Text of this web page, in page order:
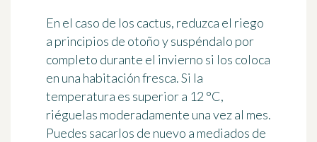
En el caso de los cactus, reduzca el riego
a principios de otoño y suspéndalo por
completo durante el invierno si los coloca
en una habitación fresca. Si la
temperatura es superior a 12 °C,
riéguelas moderadamente una vez al mes.
Puedes sacarlos de nuevo a mediados de